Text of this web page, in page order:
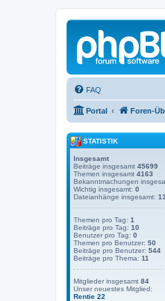
FAQ
Portal Foren-
STATISTIK
Insgesamt
Beiträge insgesamt 45699
Themen insgesamt 4163
Bekanntmachungen
Wichtig insgesamt: 0
Dateianhänge insgesamt:
Themen pro Tag: 1
Beiträge pro Tag: 10
Benutzer pro Tag: 0
Themen pro Benutzer: 50
Beiträge pro Benutzer: 544
Beiträge pro Thema: 11
Mitglieder insgesamt 84
Unser neuestes Mitglied:
Rentie 22